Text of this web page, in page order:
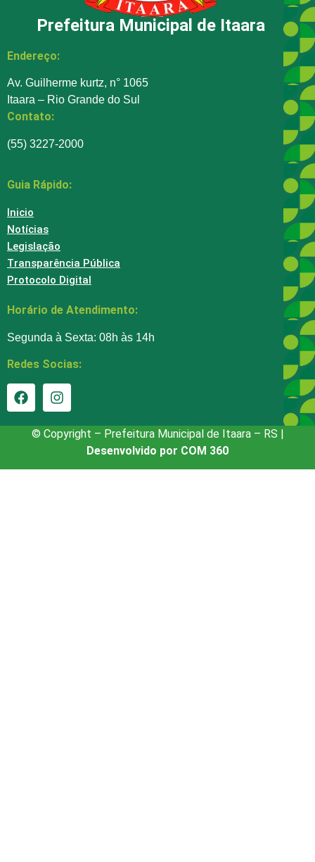
Prefeitura Municipal de Itaara
Endereço:
Av. Guilherme kurtz, n° 1065
Itaara – Rio Grande do Sul
Contato:
(55) 3227-2000
Guia Rápido:
Inicio
Notícias
Legislação
Transparência Pública
Protocolo Digital
Horário de Atendimento:
Segunda à Sexta: 08h às 14h
Redes Socias:
© Copyright – Prefeitura Municipal de Itaara – RS |
Desenvolvido por COM 360